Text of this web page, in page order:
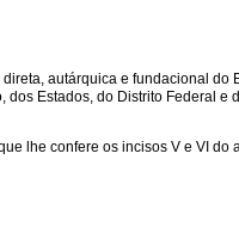
autárquica e fundacional
Estados, do Distrito Federal
lhe confere os incisos V e VI